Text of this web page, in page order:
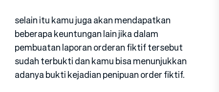
selain itu kamu juga akan mendapatkan
beberapa keuntungan lain jika dalam
pembuatan laporan orderan fiktif tersebut
sudah terbukti dan kamu bisa menunjukkan
adanya bukti kejadian penipuan order fiktif.